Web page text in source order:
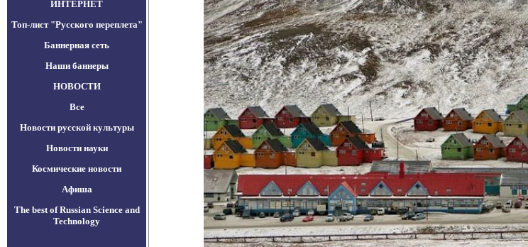
ИНТЕРНЕТ
Топ-лист "Русского переплета"
Баннерная сеть
Наши баннеры
НОВОСТИ
Все
Новости русской культуры
Новости науки
Космические новости
Афиша
The best of Russian Science and
Technology